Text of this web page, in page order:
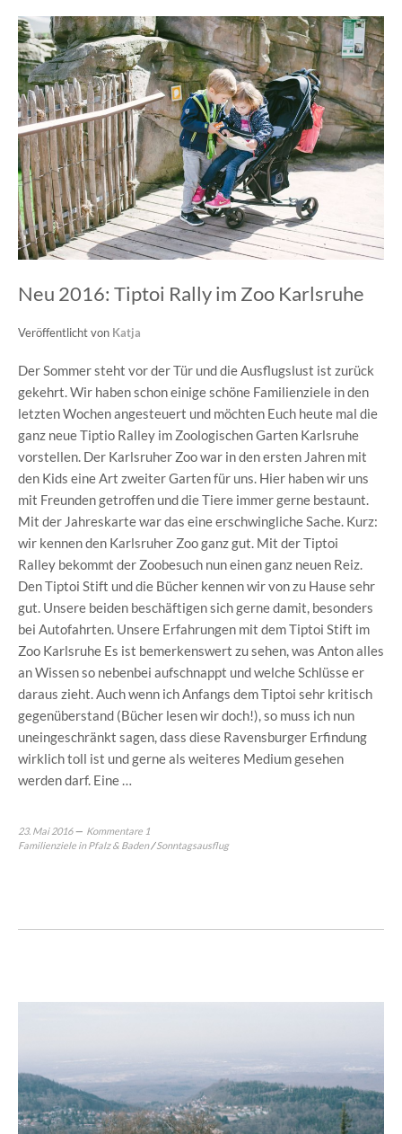
Neu 2016: Tiptoi Rally im Zoo Karlsruhe
Veröffentlicht von Katja
Der Sommer steht vor der Tür und die Ausflugslust ist zurück
gekehrt. Wir haben schon einige schöne Familienziele in den
letzten Wochen angesteuert und möchten Euch heute mal die
ganz neue Tiptio Ralley im Zoologischen Garten Karlsruhe
vorstellen. Der Karlsruher Zoo war in den ersten Jahren mit
den Kids eine Art zweiter Garten für uns. Hier haben wir uns
mit Freunden getroffen und die Tiere immer gerne bestaunt.
Mit der Jahreskarte war das eine erschwingliche Sache. Kurz:
wir kennen den Karlsruher Zoo ganz gut. Mit der Tiptoi
Ralley bekommt der Zoobesuch nun einen ganz neuen Reiz.
Den Tiptoi Stift und die Bücher kennen wir von zu Hause sehr
gut. Unsere beiden beschäftigen sich gerne damit, besonders
bei Autofahrten. Unsere Erfahrungen mit dem Tiptoi Stift im
Zoo Karlsruhe Es ist bemerkenswert zu sehen, was Anton alles
an Wissen so nebenbei aufschnappt und welche Schlüsse er
daraus zieht. Auch wenn ich Anfangs dem Tiptoi sehr kritisch
gegenüberstand (Bücher lesen wir doch!), so muss ich nun
uneingeschränkt sagen, dass diese Ravensburger Erfindung
wirklich toll ist und gerne als weiteres Medium gesehen
werden darf. Eine …
23. Mai 2016
Kommentare 1
Familienziele in Pfalz & Baden/Sonntagsausflug